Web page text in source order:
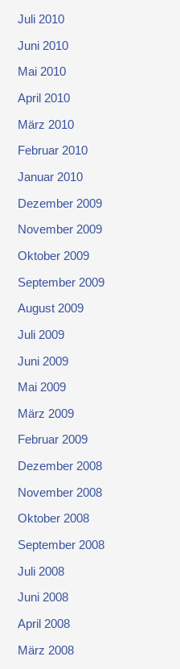
Juli 2010
Juni 2010
Mai 2010
April 2010
März 2010
Februar 2010
Januar 2010
Dezember 2009
November 2009
Oktober 2009
September 2009
August 2009
Juli 2009
Juni 2009
Mai 2009
März 2009
Februar 2009
Dezember 2008
November 2008
Oktober 2008
September 2008
Juli 2008
Juni 2008
April 2008
März 2008